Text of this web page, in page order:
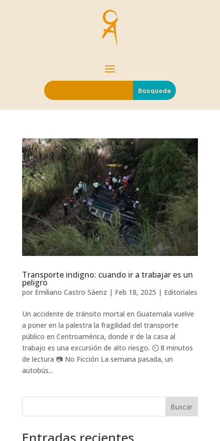
Transporte indigno: cuando ir a trabajar es un
peligro
por Emiliano Castro Sáenz | Feb 18, 2025 | Editoriales
Un accidente de tránsito mortal en Guatemala vuelve
a poner en la palestra la fragilidad del transporte
público en Centroamérica, donde ir de la casa al
trabajo es una excursión de alto riesgo. ⏲️ 8 minutos
de lectura 📷 No Ficción La semana pasada, un
autobús...
Buscar